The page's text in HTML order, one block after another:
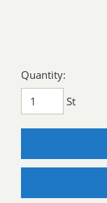
Quantity:
St